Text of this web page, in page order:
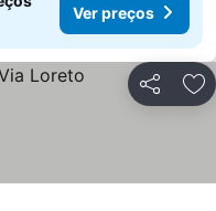
Ver preços
Partilhar